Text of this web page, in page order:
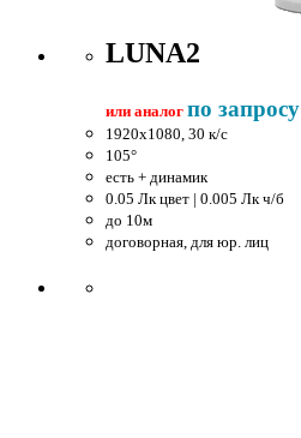
LUNA2
или аналог по запросу
1920x1080, 30 к/c
105°
есть + динамик
0.05 Лк цвет | 0.005 Лк ч/б
до 10м
договорная, для юр. лиц